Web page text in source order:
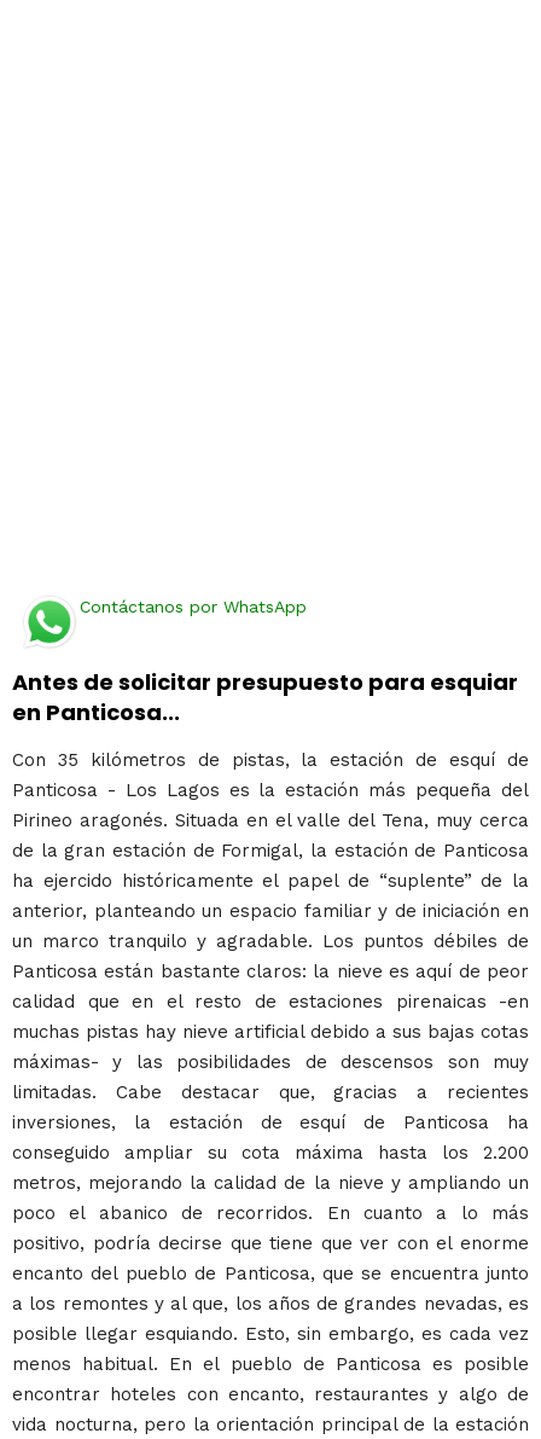
Contáctanos por WhatsApp
Antes de solicitar presupuesto para esquiar
en Panticosa...
Con 35 kilómetros de pistas, la estación de esquí de
Panticosa - Los Lagos es la estación más pequeña del
Pirineo aragonés. Situada en el valle del Tena, muy cerca
de la gran estación de Formigal, la estación de Panticosa
ha ejercido históricamente el papel de “suplente” de la
anterior, planteando un espacio familiar y de iniciación en
un marco tranquilo y agradable. Los puntos débiles de
Panticosa están bastante claros: la nieve es aquí de peor
calidad que en el resto de estaciones pirenaicas -en
muchas pistas hay nieve artificial debido a sus bajas cotas
máximas- y las posibilidades de descensos son muy
limitadas. Cabe destacar que, gracias a recientes
inversiones, la estación de esquí de Panticosa ha
conseguido ampliar su cota máxima hasta los 2.200
metros, mejorando la calidad de la nieve y ampliando un
poco el abanico de recorridos. En cuanto a lo más
positivo, podría decirse que tiene que ver con el enorme
encanto del pueblo de Panticosa, que se encuentra junto
a los remontes y al que, los años de grandes nevadas, es
posible llegar esquiando. Esto, sin embargo, es cada vez
menos habitual. En el pueblo de Panticosa es posible
encontrar hoteles con encanto, restaurantes y algo de
vida nocturna, pero la orientación principal de la estación